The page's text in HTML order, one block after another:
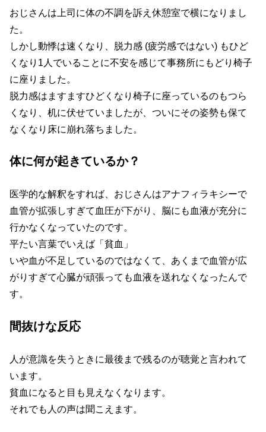
おじさんは上司に体の不調を訴え休憩室で横になりまし
た。
しかし動悸は速くなり、脱力感 (疲労感ではない) もひど
くなり1人でいることに不安を感じて事務所にもどり椅子
に座りました。
脱力感はますますひどくなり椅子に座っているのもつら
くなり、机に伏せていましたが、ついにその姿勢も保て
なくなり床に崩れ落ちました。
体に何が起きているか？
医学的な解釈をすれば、おじさんはアナフィラキシーで
血管が拡張しすぎて血圧が下がり、脳にも血液が充分に
行かなくなっていたのです。
平たい言葉でいえば「貧血」
いや血が不足しているのではなくて、あくまで血管が広
がりすぎて心臓が頑張っても血液を送れなくなったんで
す。
間抜けな反応
人が意識を失うときに最後まで残るのが聴覚と言われて
います。
貧血になると目も見えなくなります。
それでも人の声は聞こえます。